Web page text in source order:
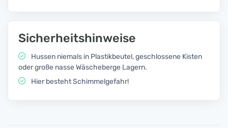
Sicherheitshinweise
Hussen niemals in Plastikbeutel, geschlossene Kisten
oder große nasse Wäscheberge Lagern.
Hier besteht Schimmelgefahr!